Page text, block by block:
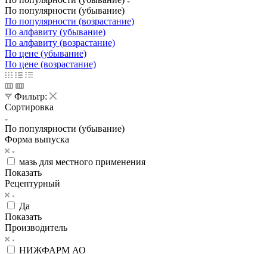
По популярности (убывание)
По популярности (возрастание)
По алфавиту (убывание)
По алфавиту (возрастание)
По цене (убывание)
По цене (возрастание)
Фильтр:
Сортировка
По популярности (убывание)
Форма выпуска
мазь для местного применения
Показать
Рецептурный
Да
Показать
Производитель
НИЖФАРМ АО